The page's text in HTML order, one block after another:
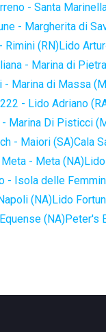
- Santa
- Margherita di
Rimini (RN)Lido
- Marina di
- Marina di Massa
- Lido Adriano
Marina Di Pisticci
- Maiori (SA)Cala
- Meta (NA)
- Isola delle
(NA)Lido
(NA)Peter's